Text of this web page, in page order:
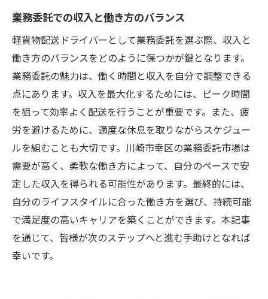
業務委託での収入と働き方のバランス
軽貨物配送ドライバーとして業務委託を選ぶ際、収入と
働き方のバランスをどのように保つかが鍵となります。
業務委託の魅力は、働く時間と収入を自分で調整できる
点にあります。収入を最大化するためには、ピーク時間
を狙って効率よく配送を行うことが重要です。また、疲
労を避けるために、適度な休息を取りながらスケジュー
ルを組むことも大切です。川崎市幸区の業務委託市場は
需要が高く、柔軟な働き方によって、自分のペースで安
定した収入を得られる可能性があります。最終的には、
自分のライフスタイルに合った働き方を選び、持続可能
で満足度の高いキャリアを築くことができます。本記事
を通じて、皆様が次のステップへと進む手助けとなれば
幸いです。